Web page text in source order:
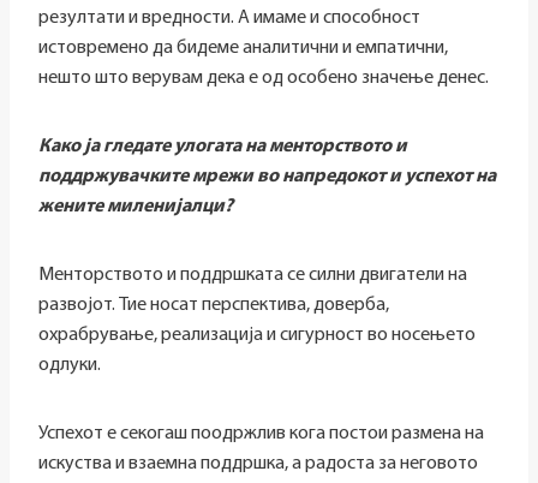
резултати и вредности. А имаме и способност
истовремено да бидеме аналитични и емпатични,
нешто што верувам дека е од особено значење денес.
Како ја гледате улогата на менторството и
поддржувачките мрежи во напредокот и успехот на
жените миленијалци?
Менторството и поддршката се силни двигатели на
развојот. Тие носат перспектива, доверба,
охрабрување, реализација и сигурност во носењето
одлуки.
Успехот е секогаш поодржлив кога постои размена на
искуства и взаемна поддршка, а радоста за неговото